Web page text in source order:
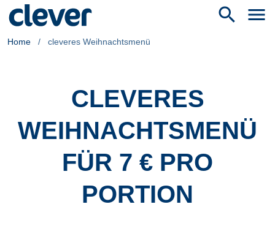
search menu
Home / cleveres Weihnachtsmenü
CLEVERES
WEIHNACHTSMENÜ
FÜR 7 € PRO
PORTION